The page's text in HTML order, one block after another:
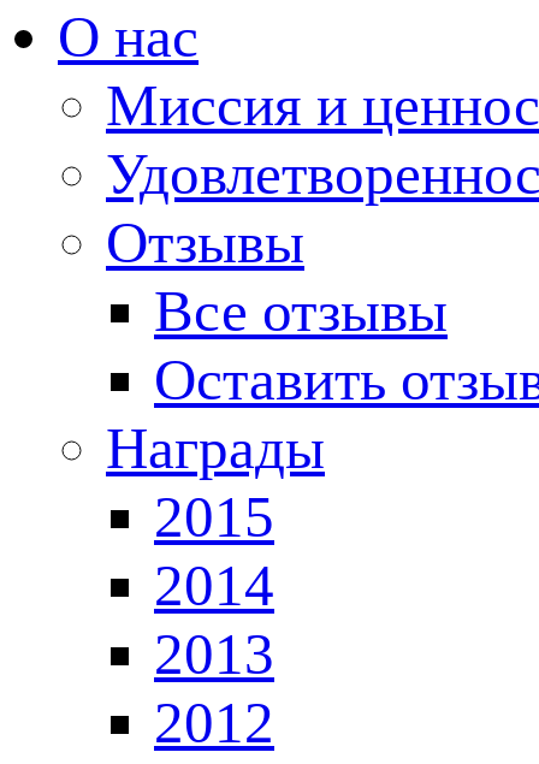
О нас
Миссия и
Отзывы
Все отзывы
Оставить
Награды
2015
2014
2013
2012